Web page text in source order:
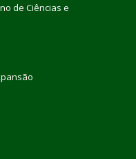
de Ciências e